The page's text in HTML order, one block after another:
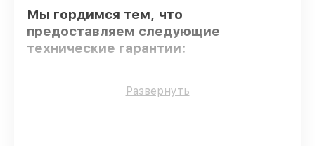
Мы гордимся тем, что
предоставляем следующие
технические гарантии:
Оригинальные детали– только
Развернуть